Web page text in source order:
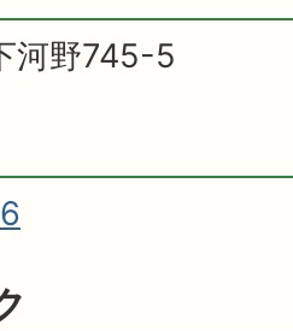
河野745-5